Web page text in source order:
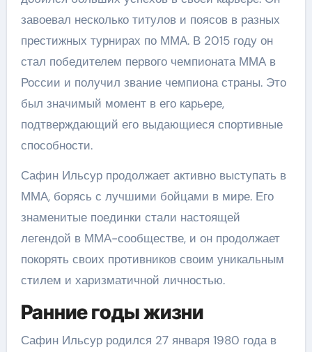
завоевал несколько титулов и поясов в разных
престижных турнирах по ММА. В 2015 году он
стал победителем первого чемпионата ММА в
России и получил звание чемпиона страны. Это
был значимый момент в его карьере,
подтверждающий его выдающиеся спортивные
способности.
Сафин Ильсур продолжает активно выступать в
ММА, борясь с лучшими бойцами в мире. Его
знаменитые поединки стали настоящей
легендой в ММА-сообществе, и он продолжает
покорять своих противников своим уникальным
стилем и харизматичной личностью.
Ранние годы жизни
Сафин Ильсур родился 27 января 1980 года в